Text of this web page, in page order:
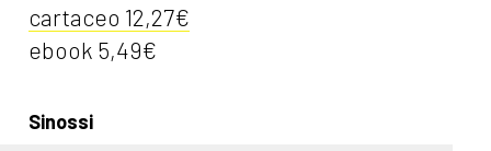
cartaceo 12,27€
ebook 5,49€
Sinossi